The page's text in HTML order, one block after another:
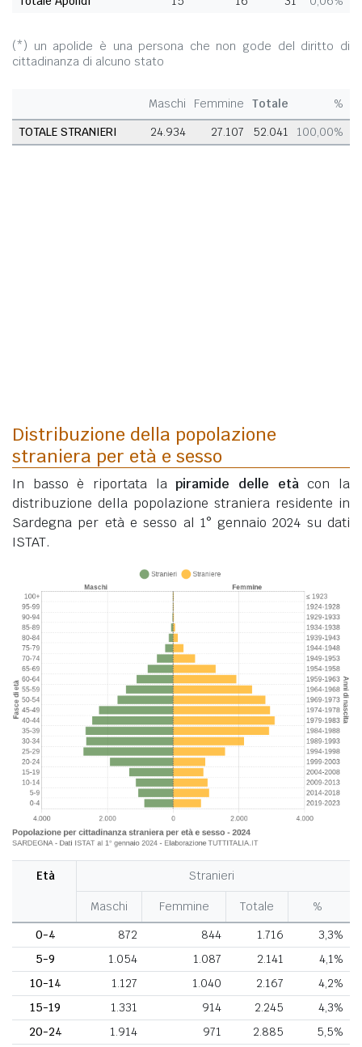
(*) un apolide è una persona che non gode del diritto di
cittadinanza di alcuno stato
Maschi Femmine Totale
%
TOTALE STRANIERI
24.934 27.107 52.041 100,00%
Distribuzione della popolazione
straniera per età e sesso
In basso è riportata lapiramide delle etàcon la
distribuzione della popolazione straniera residente in
Sardegna per età e sesso al 1° gennaio 2024 su dati
ISTAT.
Età Stranieri
Maschi Femmine Totale
%
0-4
872 844 1.716
3,3%
5-9
1.054 1.087 2.141
4,1%
10-14
1.127 1.040 2.167
4,2%
15-19
1.331 914 2.245
4,3%
20-24
1.914 971 2.885
5,5%